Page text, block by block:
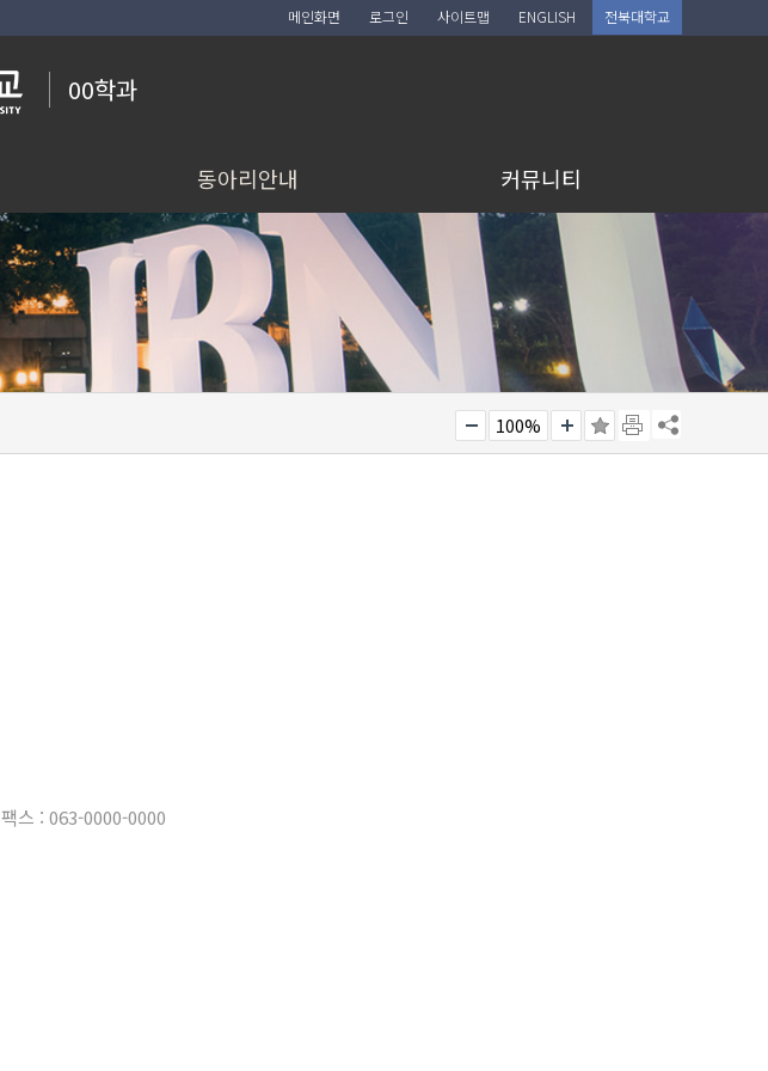
00학과
메인화면 로그인 사이트맵 ENGLISH 전북대학교
동아리안내 커뮤니티
100%
팩스 : 063-0000-0000